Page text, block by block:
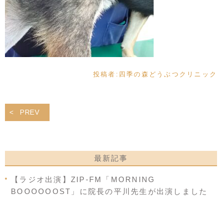
投稿者: 四季の森どうぶつクリニック
PREV
最新記事
【ラジオ出演】ZIP-FM「MORNING
BOOOOOOST」に院長の平川先生が出演しました